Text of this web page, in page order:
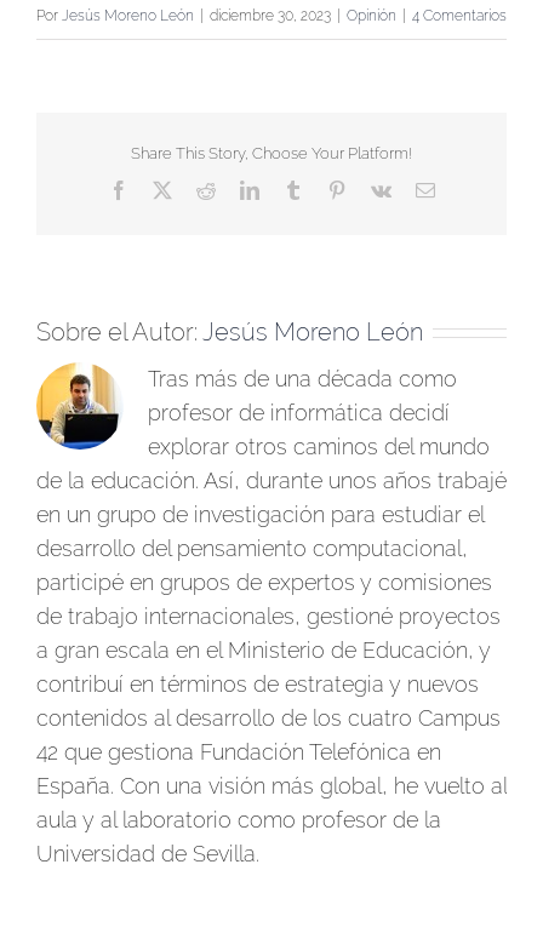
Por Jesús Moreno León diciembre 30, 2023 Opinión 4 Comentarios
Share This Story, Choose Your Platform!
Facebook RedditLinkedInTumblr Pinterest
Vk
Correo
Sobre el Autor: Jesús Moreno León
Tras más de una década como
profesor de informática decidí
explorar otros caminos del mundo
de la educación. Así, durante unos años trabajé
en un grupo de investigación para estudiar el
desarrollo del pensamiento computacional,
participé en grupos de expertos y comisiones
de trabajo internacionales, gestioné proyectos
a gran escala en el Ministerio de Educación, y
contribuí en términos de estrategia y nuevos
contenidos al desarrollo de los cuatro Campus
42 que gestiona Fundación Telefónica en
España. Con una visión más global, he vuelto al
aula y al laboratorio como profesor de la
Universidad de Sevilla.